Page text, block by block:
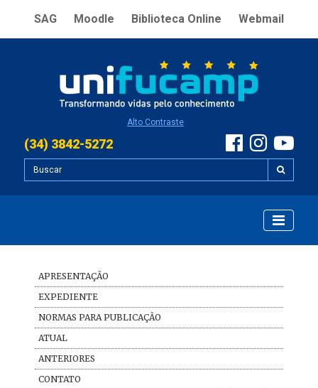
SAG Moodle Biblioteca Online Webmail
Alto Contraste
(34) 3842-5272
APRESENTAÇÃO
EXPEDIENTE
NORMAS PARA PUBLICAÇÃO
ATUAL
ANTERIORES
CONTATO